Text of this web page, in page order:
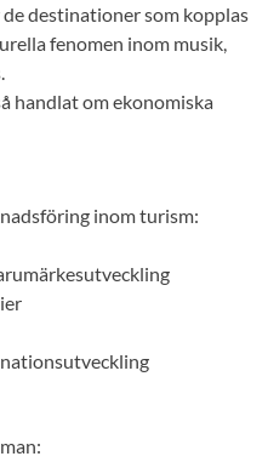
destinationer som kopplas
fenomen inom musik,
handlat om ekonomiska
inom turism: